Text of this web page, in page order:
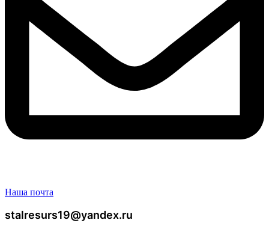
Наша почта
stalresurs19@yandex.ru